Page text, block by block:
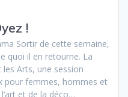
!
Sortir de cette semaine,
quoi il en retourne. La
Arts, une session
pour femmes, hommes et
et de la déco…